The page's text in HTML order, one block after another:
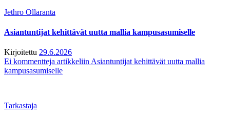
Jethro Ollaranta
Asiantuntijat kehittävät uutta mallia kampusasumiselle
Kirjoitettu 29.6.2026
Ei kommentteja artikkeliin Asiantuntijat kehittävät uutta mallia
kampusasumiselle
Tarkastaja